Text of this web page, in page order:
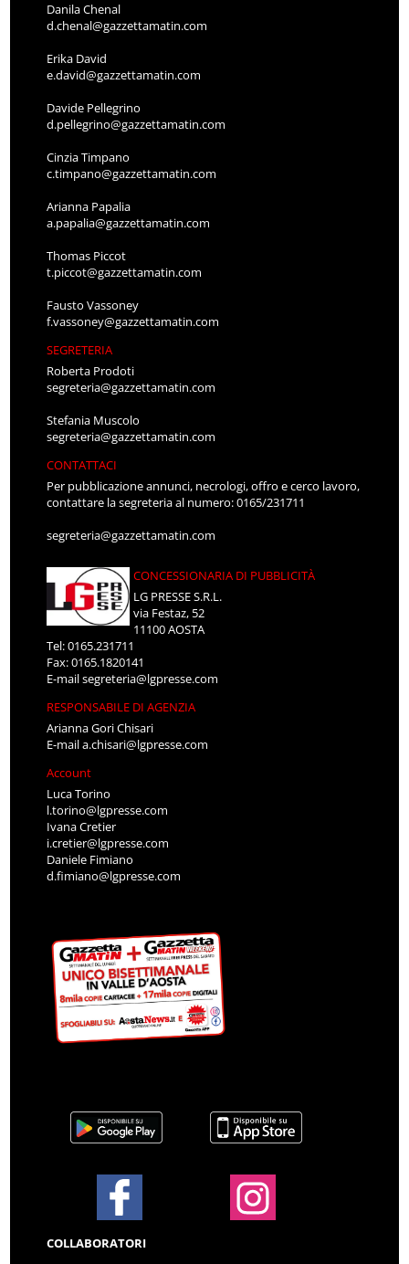
Danila Chenal
d.chenal@gazzettamatin.com
Erika David
e.david@gazzettamatin.com
Davide Pellegrino
d.pellegrino@gazzettamatin.com
Cinzia Timpano
c.timpano@gazzettamatin.com
Arianna Papalia
a.papalia@gazzettamatin.com
Thomas Piccot
t.piccot@gazzettamatin.com
Fausto Vassoney
f.vassoney@gazzettamatin.com
SEGRETERIA
Roberta Prodoti
segreteria@gazzettamatin.com
Stefania Muscolo
segreteria@gazzettamatin.com
CONTATTACI
Per pubblicazione annunci, necrologi, offro e cerco lavoro,
contattare la segreteria al numero: 0165/231711
segreteria@gazzettamatin.com
CONCESSIONARIA DI PUBBLICITÀ
LG PRESSE S.R.L.
via Festaz, 52
11100 AOSTA
Tel: 0165.231711
Fax: 0165.1820141
E-mailsegreteria@lgpresse.com
RESPONSABILE DI AGENZIA
Arianna Gori Chisari
E-maila.chisari@lgpresse.com
Account
Luca Torino
l.torino@lgpresse.com
Ivana Cretier
i.cretier@lgpresse.com
Daniele Fimiano
d.fimiano@lgpresse.com
COLLABORATORI